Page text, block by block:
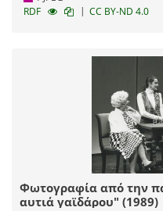
RDF
| CC BY-ND 4.0
Φωτογραφία από την
αυτιά γαϊδάρου" (1989)